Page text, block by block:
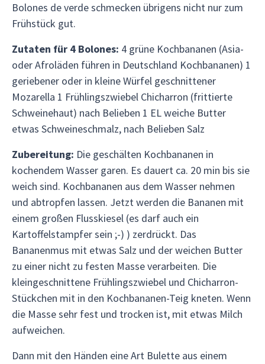
Bolones de verde schmecken übrigens nicht nur zum
Frühstück gut.
Zutaten für 4 Bolones: 4 grüne Kochbananen (Asia-
oder Afroläden führen in Deutschland Kochbananen) 1
geriebener oder in kleine Würfel geschnittener
Mozarella 1 Frühlingszwiebel Chicharron (frittierte
Schweinehaut) nach Belieben 1 EL weiche Butter
etwas Schweineschmalz, nach Belieben Salz
Zubereitung: Die geschälten Kochbananen in
kochendem Wasser garen. Es dauert ca. 20 min bis sie
weich sind. Kochbananen aus dem Wasser nehmen
und abtropfen lassen. Jetzt werden die Bananen mit
einem großen Flusskiesel (es darf auch ein
Kartoffelstampfer sein ;-) ) zerdrückt. Das
Bananenmus mit etwas Salz und der weichen Butter
zu einer nicht zu festen Masse verarbeiten. Die
kleingeschnittene Frühlingszwiebel und Chicharron-
Stückchen mit in den Kochbananen-Teig kneten. Wenn
die Masse sehr fest und trocken ist, mit etwas Milch
aufweichen.
Dann mit den Händen eine Art Bulette aus einem